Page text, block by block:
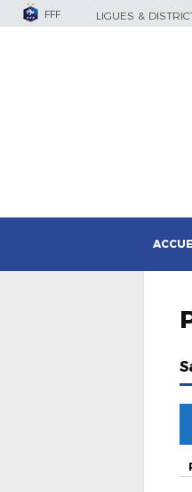
FFF LIGUES &